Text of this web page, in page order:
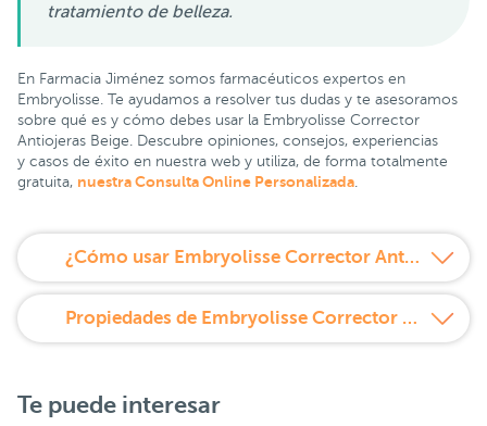
tratamiento de belleza.
En Farmacia Jiménez somos farmacéuticos expertos en
Embryolisse. Te ayudamos a resolver tus dudas y te asesoramos
sobre qué es y cómo debes usar la Embryolisse Corrector
Antiojeras Beige. Descubre opiniones, consejos, experiencias
y casos de éxito en nuestra web y utiliza, de forma totalmente
gratuita, nuestra Consulta Online Personalizada
¿Cómo usar Embryolisse Corrector Antiojeras Beige 8 ml?
Propiedades de Embryolisse Corrector Antiojeras Beige 8 ml
Te puede interesar